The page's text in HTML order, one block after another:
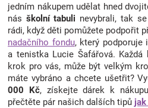
jedním nákupem udělat hned
nás školní tabuli nevybrali, tak
rádi, když děti pomůžete podpořit
nadačního fondu, který podporuje
a tenistka Lucie Šafářová.
krok pro vás, může být velkým
máte vybráno a chcete ušetřit?
000 Kč, získejte dárek k
přečtěte pár našich dalších tipů